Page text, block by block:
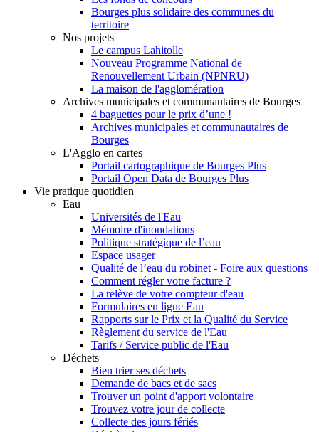
Bourges plus solidaire des communes du
territoire
Nos projets
Le campus Lahitolle
Nouveau Programme National de
Renouvellement Urbain (NPNRU)
La maison de l'agglomération
Archives municipales et communautaires de Bourges
4 baguettes pour le prix d’une !
Archives municipales et communautaires de
Bourges
L'Agglo en cartes
Portail cartographique de Bourges Plus
Portail Open Data de Bourges Plus
Vie pratique quotidien
Eau
Universités de l'Eau
Mémoire d'inondations
Politique stratégique de l’eau
Espace usager
Qualité de l’eau du robinet - Foire aux questions
Comment régler votre facture ?
La relève de votre compteur d'eau
Formulaires en ligne Eau
Rapports sur le Prix et la Qualité du Service
Règlement du service de l'Eau
Tarifs / Service public de l'Eau
Déchets
Bien trier ses déchets
Demande de bacs et de sacs
Trouver un point d'apport volontaire
Trouvez votre jour de collecte
Collecte des jours fériés